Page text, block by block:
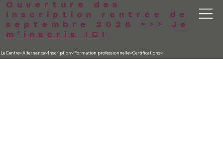
Ouverture des
inscription rentrée de
septembre 2026 =>> Je
m'inscris ICI
Le Centre Alternance Inscription Formation professionnelle Certifications